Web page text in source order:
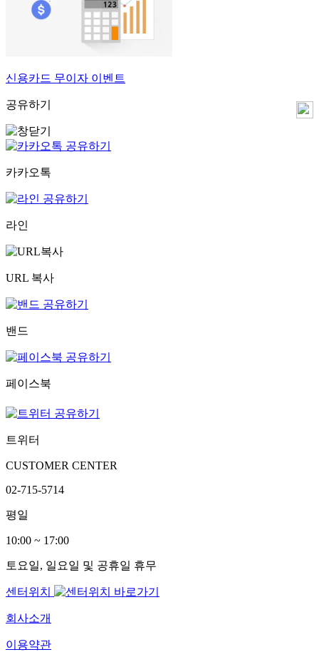
신용카드 무이자 이벤트
공유하기
카카오톡
라인
URL 복사
밴드
페이스북
트위터
CUSTOMER CENTER
02-715-5714
평일
10:00 ~ 17:00
토요일, 일요일 및 공휴일 휴무
센터위치
회사소개
이용약관